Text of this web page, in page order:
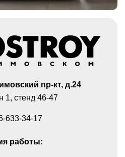
пр-кт, д.24
1, стенд 46-47
633-34-17
работы: